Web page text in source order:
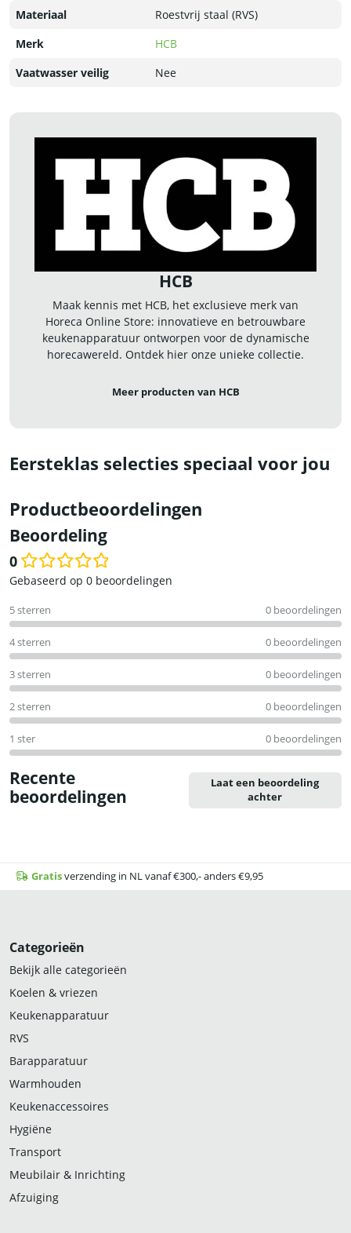
Materiaal
Roestvrij staal (RVS)
Merk
HCB
Vaatwasser veilig
Nee
HCB
Maak kennis met HCB, het exclusieve merk van
Horeca Online Store: innovatieve en betrouwbare
keukenapparatuur ontworpen voor de dynamische
horecawereld. Ontdek hier onze unieke collectie.
Meer producten van HCB
Eersteklas selecties speciaal voor jou
Productbeoordelingen
Beoordeling
0
Waardering
uit
5
Gebaseerd op 0 beoordelingen
5 sterren 0 beoordelingen
4 sterren 0 beoordelingen
3 sterren 0 beoordelingen
2 sterren 0 beoordelingen
1 ster 0 beoordelingen
Recente
beoordelingen
Laat een beoordeling
achter
Gratisverzending in NL vanaf €300,- anders €9,95
Categorieën
Bekijk alle categorieën
Koelen & vriezen
Keukenapparatuur
RVS
Barapparatuur
Warmhouden
Keukenaccessoires
Hygiëne
Transport
Meubilair & Inrichting
Afzuiging